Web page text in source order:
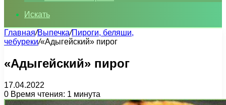
Искать
Главная/Выпечка/Пироги, беляши,
чебуреки/«Адыгейский» пирог
«Адыгейский» пирог
17.04.2022
0 Время чтения: 1 минута